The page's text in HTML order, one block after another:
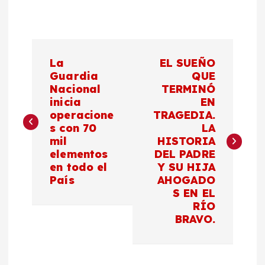
v
e
La
Guardia
Nacional
inicia
operacione
s con 70
mil
elementos
en todo el
País
EL SUEÑO
QUE
TERMINÓ
EN
TRAGEDIA.
LA
HISTORIA
DEL PADRE
Y SU HIJA
AHOGADO
S EN EL
RÍO
BRAVO.